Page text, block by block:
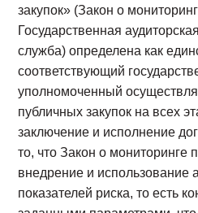
закупок» (Закон о
Государственная
служба) определена как
соответствующий
уполномоченный
публичных закупок на всех
заключение и исполнение
то, что Закон о мониторинге
внедрение и использование
показателей риска, то есть